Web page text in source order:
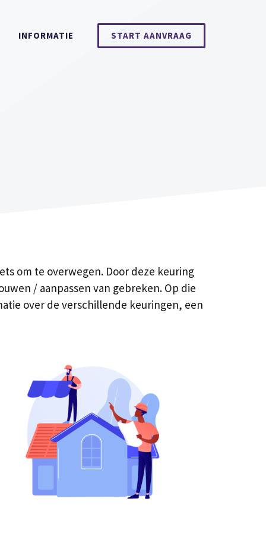
INFORMATIE START AANVRAAG
om te overwegen. Door deze keuring
/ aanpassen van gebreken. Op die
over de verschillende keuringen, een